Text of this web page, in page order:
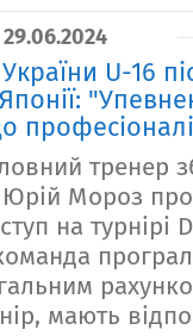
29.06.2024
U-16
тренер
Юрій Мороз
на турнірі
мають